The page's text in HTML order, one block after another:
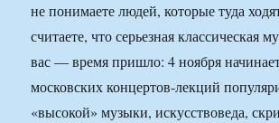
не понимаете людей, которые туда
считаете, что серьезная классическая
вас — время пришло: 4 ноября
московских концертов-лекций
«высокой» музыки, искусствоведа,